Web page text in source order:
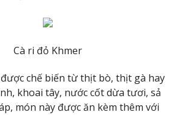
Cà ri đỏ Khmer
chế biến từ thịt bò, thịt gà hay
khoai tây, nước cốt dừa tươi, sả
món này được ăn kèm thêm với